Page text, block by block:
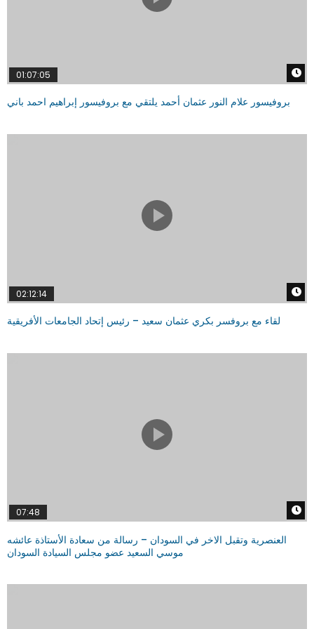
01:07:05
بروفيسور علام النور عثمان أحمد يلتقي مع بروفيسور إبراهيم احمد باني
02:12:14
لقاء مع بروفسر بكري عثمان سعيد – رئيس إتحاد الجامعات الأفريقية
07:48
العنصرية وتقبل الاخر في السودان – رسالة من سعادة الأستاذة عائشه
موسي السعيد عضو مجلس السيادة السودان